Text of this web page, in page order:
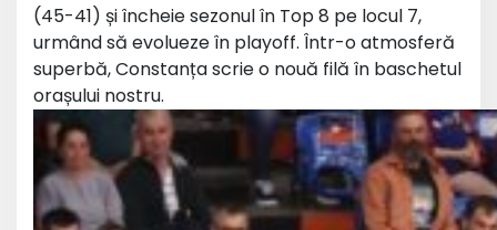
(45-41) și încheie sezonul în Top 8 pe locul 7,
urmând să evolueze în playoff. Într-o atmosferă
superbă, Constanța scrie o nouă filă în baschetul
orașului nostru.